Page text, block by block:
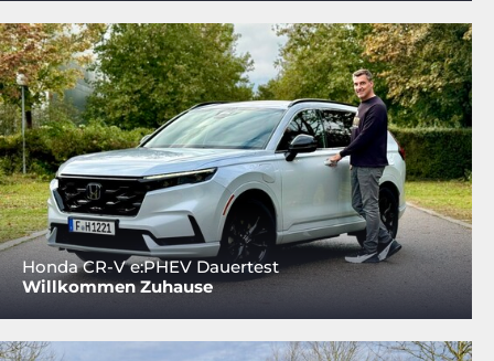
Honda CR-V e:PHEV Dauertest
Willkommen Zuhause